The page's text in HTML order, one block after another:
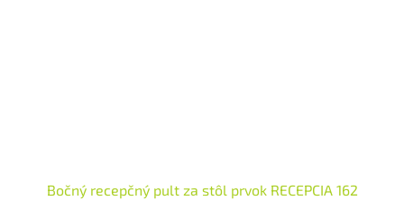
Bočný recepčný pult za stôl prvok RECEPCIA 162